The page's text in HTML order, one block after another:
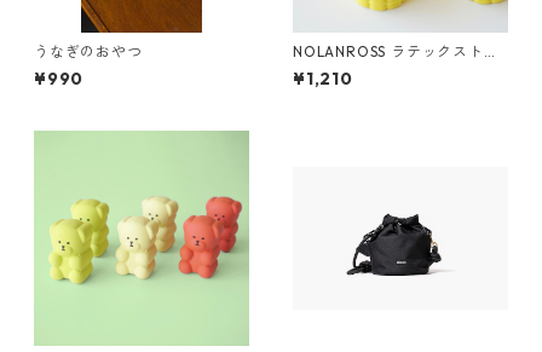
うなぎのおやつ
¥990
NOLANROSS ラテックストイ
「とうもろこし」
¥1,210